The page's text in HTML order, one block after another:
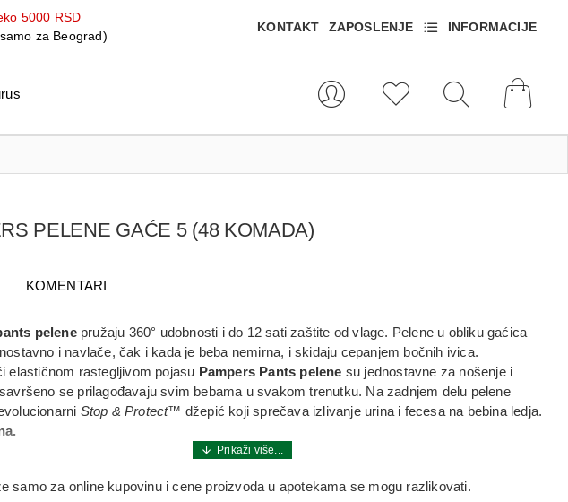
5000 RSD
za Beograd)
KONTAKT ZAPOSLENJE INFORMACIJE
PELENE GAĆE 5 (48 KOMADA)
KOMENTARI
pelenepružaju 360° udobnosti i do 12 sati zaštite od vlage. Pelene u obliku gaćica
i navlače, čak i kada je beba nemirna, i skidaju cepanjem bočnih ivica.
elastičnom rastegljivom pojasu Pampers Pants pelene su jednostavne za nošenje i
se prilagođavaju svim bebama u svakom trenutku. Na zadnjem delu pelene
Stop & Protect™ džepić koji sprečava izlivanje urina i fecesa na bebina ledja.
samo za online kupovinu i cene proizvoda u apotekama se mogu razlikovati.